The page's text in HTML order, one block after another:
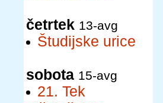
četrtek 13-avg
Študijske urice
sobota 15-avg
21. Tek